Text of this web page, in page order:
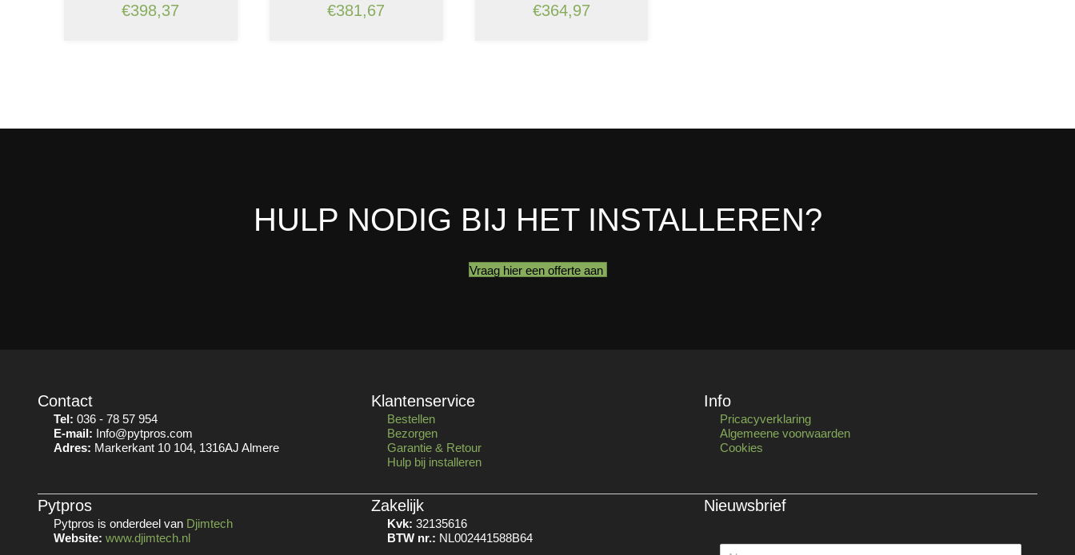
€398,37
€381,67
€364,97
HULP NODIG BIJ HET INSTALLEREN?
Vraag hier een offerte aan
Contact
Tel: 036 - 78 57 954
E-mail: Info@pytpros.com
Adres: Markerkant 10 104, 1316AJ Almere
Klantenservice
Bestellen
Bezorgen
Garantie & Retour
Hulp bij installeren
Info
Pricacyverklaring
Algemeene voorwaarden
Cookies
Pytpros
Pytpros is onderdeel van Djimtech
Website: www.djimtech.nl
Zakelijk
Kvk: 32135616
BTW nr.: NL002441588B64
Nieuwsbrief